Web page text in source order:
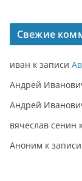
Свежие
иван к записи
Андрей
Андрей
вячеслав сенин
Аноним к записи